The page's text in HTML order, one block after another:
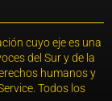
cuyo eje es una
del Sur y de la
humanos y
Todos los